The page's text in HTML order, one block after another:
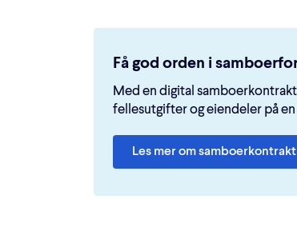
Få god orden i
Med en digital
fellesutgifter og eiendeler på
Les mer om samboerkontrakt